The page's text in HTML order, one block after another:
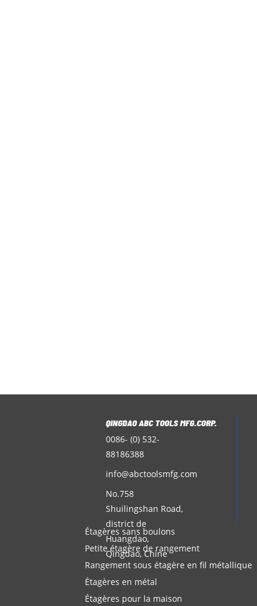
0086- (0) 532-
88186388
info@abctoolsmfg.com
No.758
Shuilingshan Road,
district de
Huangdao,
Qingdao, Chine
Étagères sans boulons
Petite étagère de rangement
Rangement sous étagère en fil métallique
Étagères en métal
Étagères pour la maison